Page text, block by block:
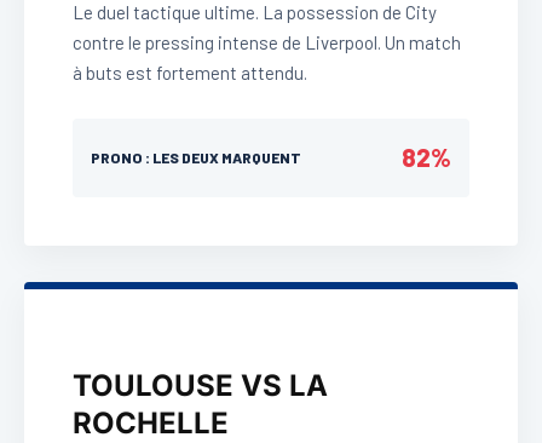
Le duel tactique ultime. La possession de City
contre le pressing intense de Liverpool. Un match
à buts est fortement attendu.
PRONO : LES DEUX MARQUENT 82%
TOULOUSE VS LA
ROCHELLE